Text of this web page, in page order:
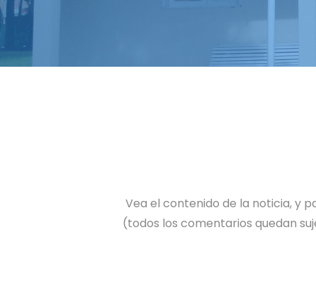
Vea el contenido de la noticia, y
(todos los comentarios quedan